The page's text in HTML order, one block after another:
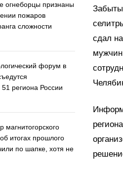
огнеборцы признаны
пожаров
сложности
форум в
51 региона России
магнитогорского
итогах прошлого
по шапке, хотя не
сдал